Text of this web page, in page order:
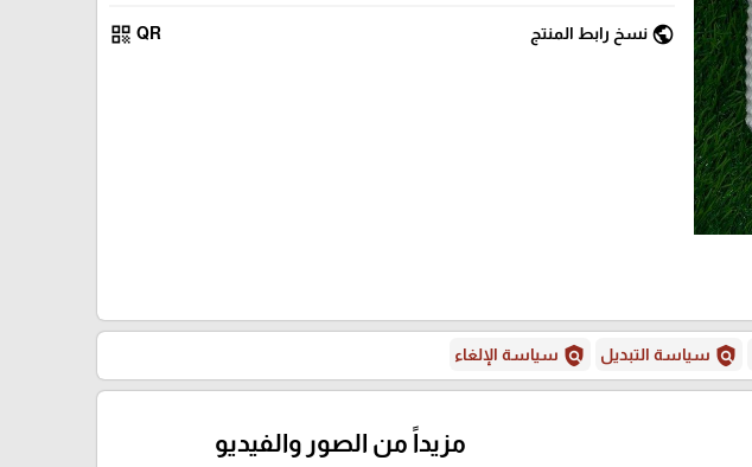
public نسخ رابط المنتج QR
qr_code
policy سياسة التبديل policy سياسة الإلغاء
مزيداً من الصور والفيديو